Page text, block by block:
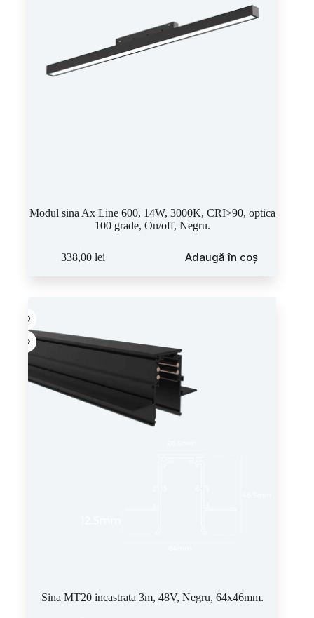
Modul sina Ax Line 600, 14W, 3000K, CRI>90, optica
100 grade, On/off, Negru.
338,00lei Adaugă în coș
Sina MT20 incastrata 3m, 48V, Negru, 64x46mm.